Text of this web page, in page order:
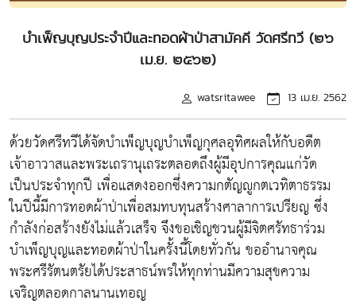
บำเพ็ญบุญประจำปีและทอดผ้าป่าสามัคคี วัดศรีทวี (๒๖
เม.ย. ๒๕๖๒)
watsritawee 13 เม.ย. 2562
ด้วยวัดศรีทวีได้จัดบำเพ็ญบุญบำเพ็ญกุศลอุทิศผลให้กับอดีต
เจ้าอาวาสและพระเถรานุเถระตลอดถึงผู้มีอุปการคุณแก่วัด
เป็นประจำทุกปี เพื่อแสดงออกซึ่งความกตัญญูกตเวทิตาธรรม
ในปีนี้มีการทอดผ้าป่าเพื่อสมทบทุนสร้างศาลาการเปรียญ ซึ่ง
กำลังก่อสร้างยังไม่แล้วเสร็จ จึงขอเชิญชวนผู้มีจิตศรัทธาร่วม
บำเพ็ญบุญและทอดผ้าป่าในครั้งนี้โดยทั่วกัน ขออำนาจคุณ
พระศรีรัตนตรัยได้ประสาธน์พรให้ทุกท่านมีความสุขความ
เจริญตลอดกาลนานเทอญ